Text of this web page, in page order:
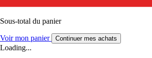
Sous-total du panier
Voir mon panier Continuer mes achats
Loading...